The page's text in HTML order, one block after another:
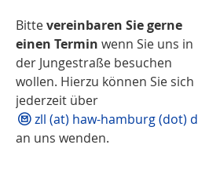
Bittevereinbaren Sie gerne
einen Termin wenn Sie uns in
der Jungestraße besuchen
wollen. Hierzu können Sie sich
jederzeit über
zll (at) haw-hamburg (dot)
an uns wenden.